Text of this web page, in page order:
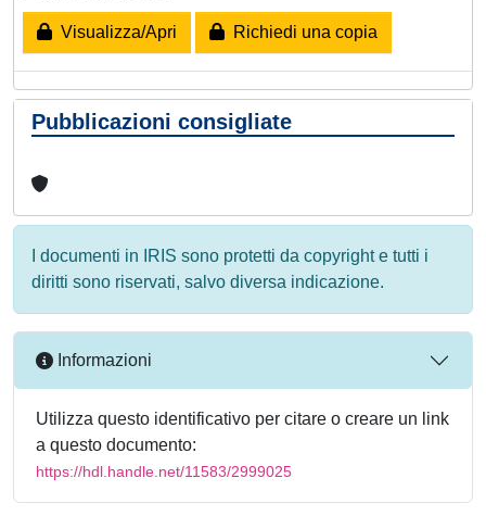
Visualizza/Apri Richiedi una copia
Pubblicazioni consigliate
I documenti in IRIS sono protetti da copyright e tutti i
diritti sono riservati, salvo diversa indicazione.
Informazioni
Utilizza questo identificativo per citare o creare un link
a questo documento:
https://hdl.handle.net/11583/2999025